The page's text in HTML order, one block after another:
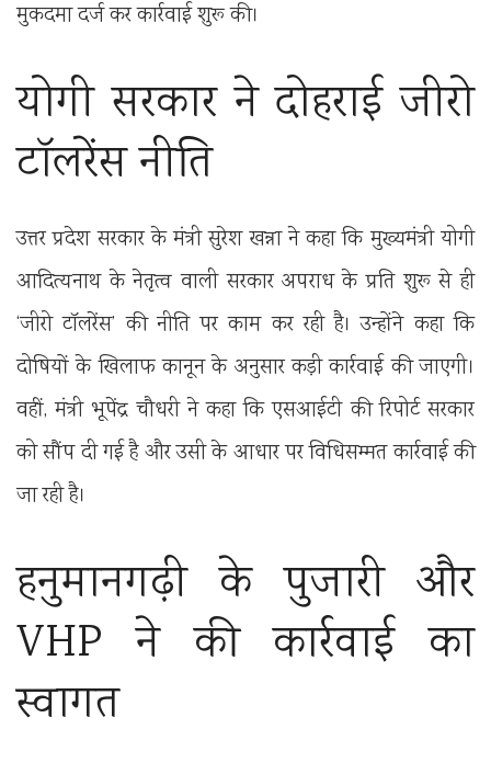
मुकदमा दर्ज कर कार्रवाई शुरू की।
योगी सरकार ने दोहराई जीरो
टॉलरेंस नीति
उत्तर प्रदेश सरकार के मंत्री सुरेश खन्ना ने कहा कि मुख्यमंत्री योगी
आदित्यनाथ के नेतृत्व वाली सरकार अपराध के प्रति शुरू से ही
‘जीरो टॉलरेंस’ की नीति पर काम कर रही है। उन्होंने कहा कि
दोषियों के खिलाफ कानून के अनुसार कड़ी कार्रवाई की जाएगी।
वहीं, मंत्री भूपेंद्र चौधरी ने कहा कि एसआईटी की रिपोर्ट सरकार
को सौंप दी गई है और उसी के आधार पर विधिसम्मत कार्रवाई की
जा रही है।
हनुमानगढ़ी के पुजारी और
VHP ने की कार्रवाई का
स्वागत